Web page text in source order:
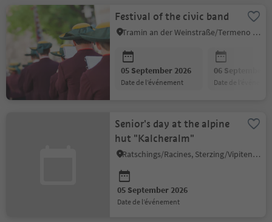
Festival of the civic band
Tramin an der Weinstraße/Termeno sulla Strada del Vino, Alto Adige Wine Road
05 September 2026
date de l’événement
06 September
date de
Senior's day at the alpine
hut "Kalcheralm"
Ratschings/Racines, Sterzing/Vipiteno and environs
05 September 2026
date de l’événement